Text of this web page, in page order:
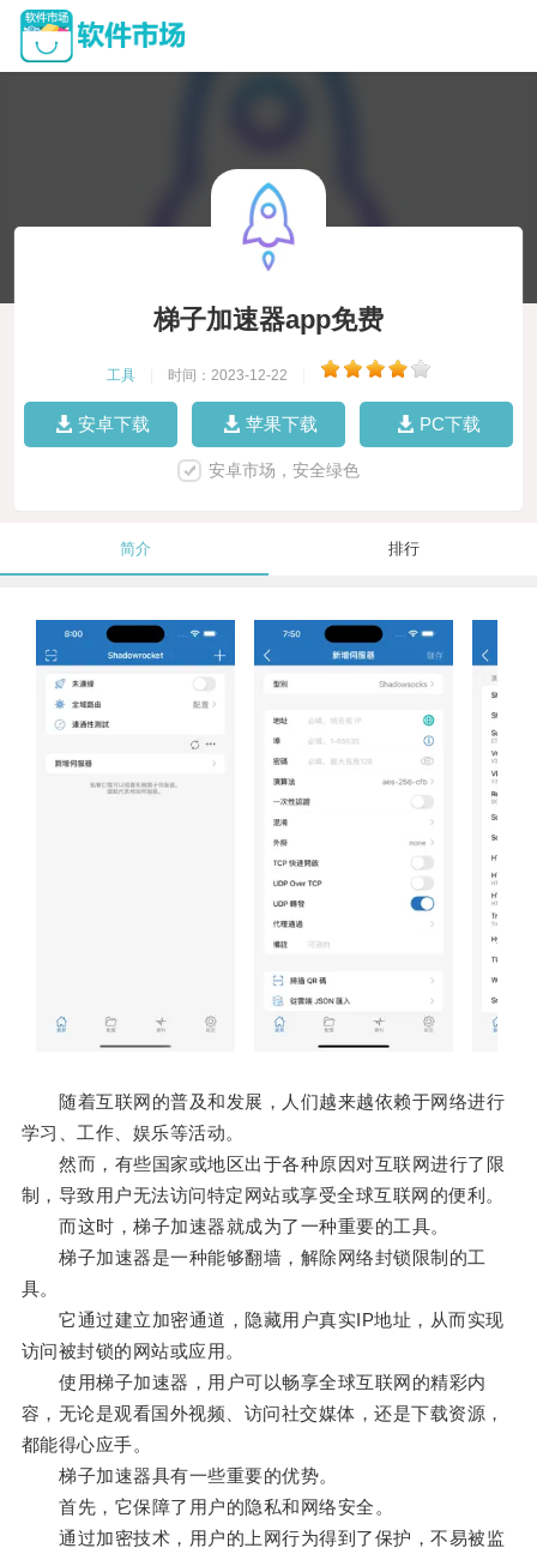
梯子加速器app免费
工具 时间：2023-12-22
安卓下载 苹果下载 PC下载
安卓市场，安全绿色
简介 排行
随着互联网的普及和发展，人们越来越依赖于网络进行
学习、工作、娱乐等活动。
然而，有些国家或地区出于各种原因对互联网进行了限
制，导致用户无法访问特定网站或享受全球互联网的便利。
而这时，梯子加速器就成为了一种重要的工具。
梯子加速器是一种能够翻墙，解除网络封锁限制的工
具。
它通过建立加密通道，隐藏用户真实IP地址，从而实现
访问被封锁的网站或应用。
使用梯子加速器，用户可以畅享全球互联网的精彩内
容，无论是观看国外视频、访问社交媒体，还是下载资源，
都能得心应手。
梯子加速器具有一些重要的优势。
首先，它保障了用户的隐私和网络安全。
通过加密技术，用户的上网行为得到了保护，不易被监